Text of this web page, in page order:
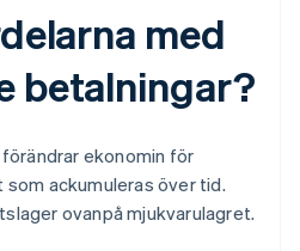
med
betalningar?
ekonomin för
ackumuleras över tid.
ovanpå mjukvarulagret.